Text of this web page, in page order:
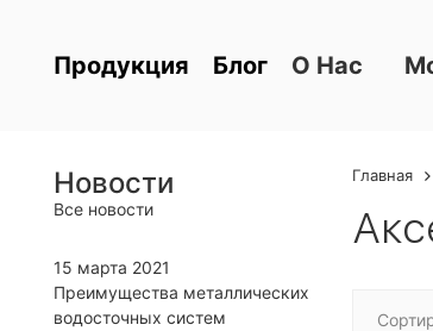
Продукция Блог О Нас
Главная
Новости
Все новости
15 марта 2021
Преимущества металлических
водосточных систем